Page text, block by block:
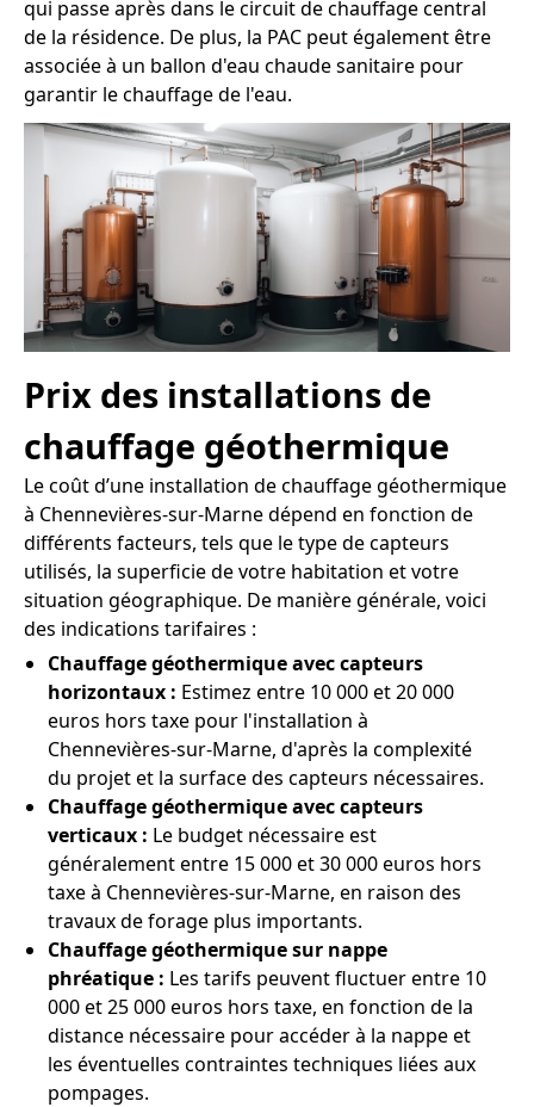
qui passe après dans le circuit de chauffage central
de la résidence. De plus, la PAC peut également être
associée à un ballon d'eau chaude sanitaire pour
garantir le chauffage de l'eau.
Prix des installations de
chauffage géothermique
Le coût d’une installation de chauffage géothermique
à Chennevières-sur-Marne dépend en fonction de
différents facteurs, tels que le type de capteurs
utilisés, la superficie de votre habitation et votre
situation géographique. De manière générale, voici
des indications tarifaires :
Chauffage géothermique avec capteurs
horizontaux : Estimez entre 10 000 et 20 000
euros hors taxe pour l'installation à
Chennevières-sur-Marne, d'après la complexité
du projet et la surface des capteurs nécessaires.
Chauffage géothermique avec capteurs
verticaux : Le budget nécessaire est
généralement entre 15 000 et 30 000 euros hors
taxe à Chennevières-sur-Marne, en raison des
travaux de forage plus importants.
Chauffage géothermique sur nappe
phréatique : Les tarifs peuvent fluctuer entre 10
000 et 25 000 euros hors taxe, en fonction de la
distance nécessaire pour accéder à la nappe et
les éventuelles contraintes techniques liées aux
pompages.